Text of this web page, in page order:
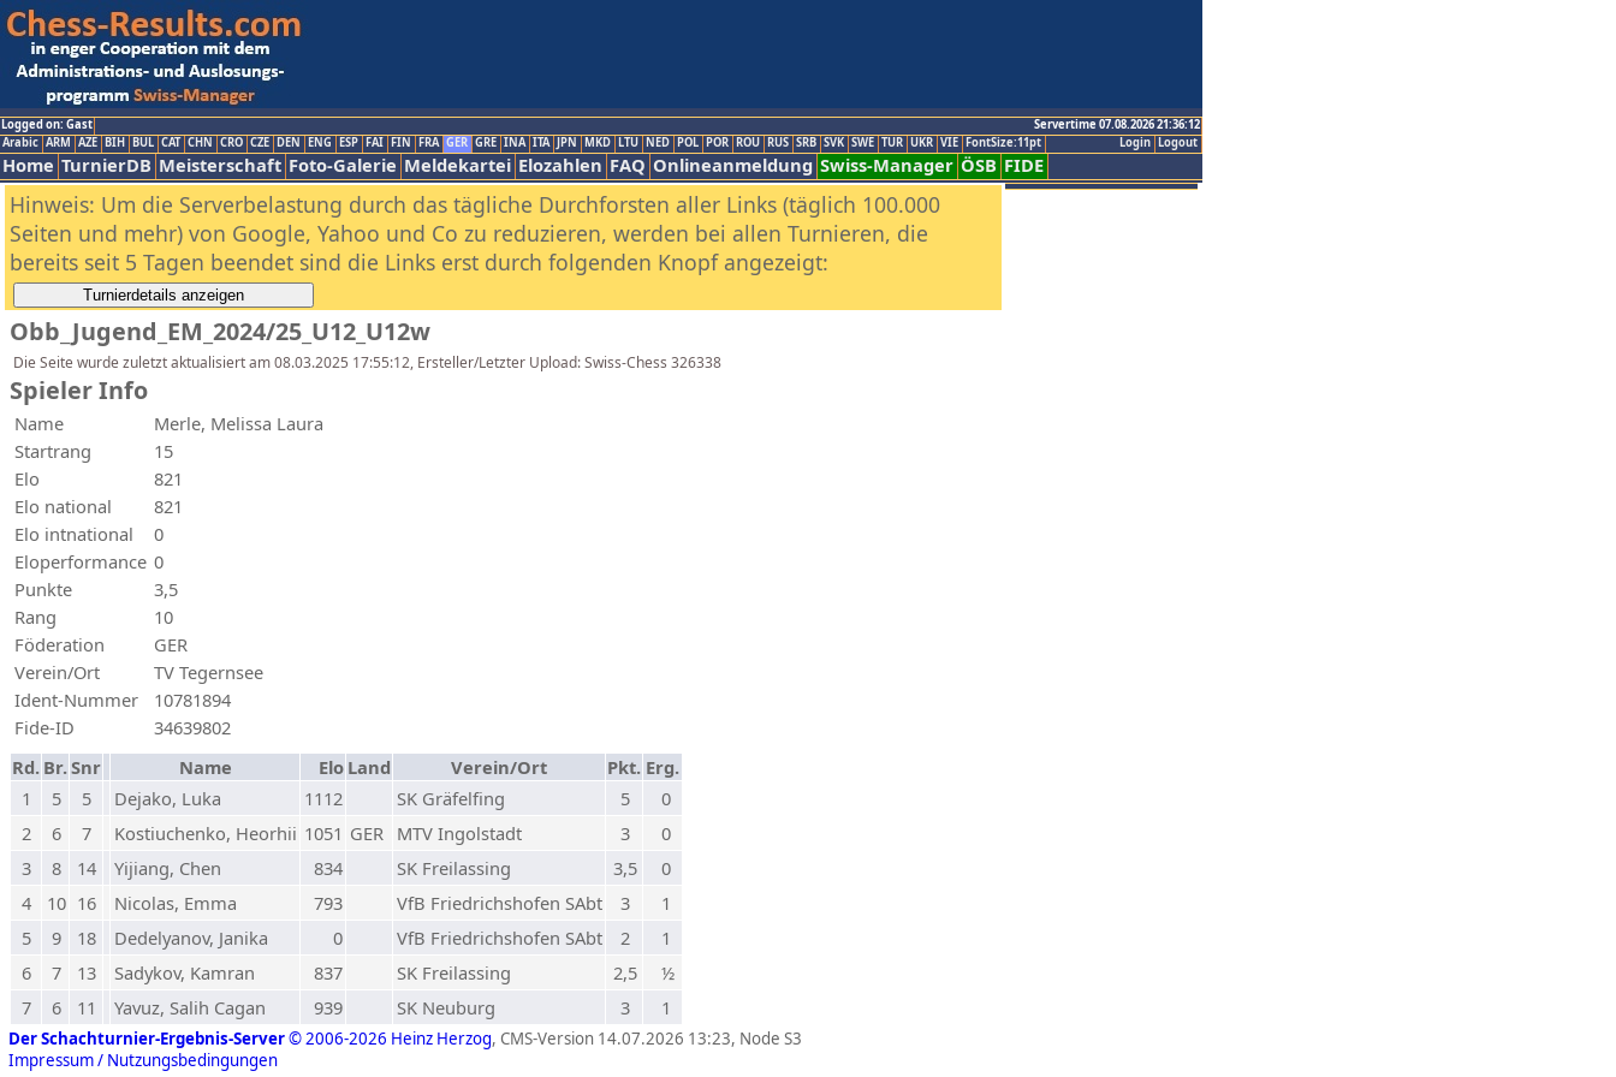
Logged on: Gast
Servertime 07.08.2026 21:36:12
Logout
Login
Arabic ARM AZE BIH BUL CAT CHN CRO CZE DEN ENG ESP FAI FIN FRA GER GRE INA ITA JPN MKD LTU NED POL POR ROU RUS SRB SVK SWE TUR UKR VIE FontSize:11pt
Home TurnierDB Meisterschaft Foto-Galerie Meldekartei Elozahlen FAQ Onlineanmeldung Swiss-Manager ÖSB FIDE
Hinweis: Um die Serverbelastung durch das tägliche Durchforsten aller Links (täglich 100.000
Seiten und mehr) von Google, Yahoo und Co zu reduzieren, werden bei allen Turnieren, die
bereits seit 5 Tagen beendet sind die Links erst durch folgenden Knopf angezeigt:
Obb_Jugend_EM_2024/25_U12_U12w
Die Seite wurde zuletzt aktualisiert am 08.03.2025 17:55:12, Ersteller/Letzter Upload: Swiss-Chess 326338
Spieler Info
Name
Merle, Melissa Laura
Startrang
15
Elo
821
Elo national
821
Elo intnational
0
Eloperformance 0
Punkte
3,5
Rang
10
Föderation
GER
Verein/Ort
TV Tegernsee
Ident-Nummer
10781894
Fide-ID
34639802
Rd. Br.Snr Name Elo Land Verein/Ort Pkt. Erg.
1
5 5 Dejako, Luka 1112 SK Gräfelfing 5
0
2
6 7 Kostiuchenko, Heorhii 1051 GER MTV Ingolstadt 3
0
3
8 14 Yijiang, Chen 834 SK Freilassing 3,5
0
4
10 16 Nicolas, Emma 793 VfB Friedrichshofen SAbt 3
1
5
9 18 Dedelyanov, Janika 0 VfB Friedrichshofen SAbt 2
1
6
7 13 Sadykov, Kamran 837 SK Freilassing 2,5
½
7
6 11 Yavuz, Salih Cagan 939 SK Neuburg 3 1
Der Schachturnier-Ergebnis-Server© 2006-2026 Heinz Herzog, CMS-Version 14.07.2026 13:23, Node S3
Impressum / Nutzungsbedingungen